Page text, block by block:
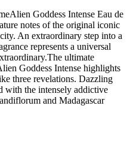
Goddess Intense Eau de
notes of the original iconic
An extraordinary step into a
represents a universal
ultimate
Goddess Intense highlights
three revelations. Dazzling
with the intensely addictive
and Madagascar